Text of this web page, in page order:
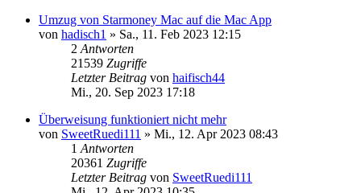
Umzug von Starmoney Mac auf die Mac App
von hadisch1 » Sa., 11. Feb 2023 12:15
2 Antworten
21539 Zugriffe
Letzter Beitrag von haifisch44
Mi., 20. Sep 2023 17:18
Überweisung funktioniert nicht mehr
von SweetRuedi111 » Mi., 12. Apr 2023 08:43
1 Antworten
20361 Zugriffe
Letzter Beitrag von SweetRuedi111